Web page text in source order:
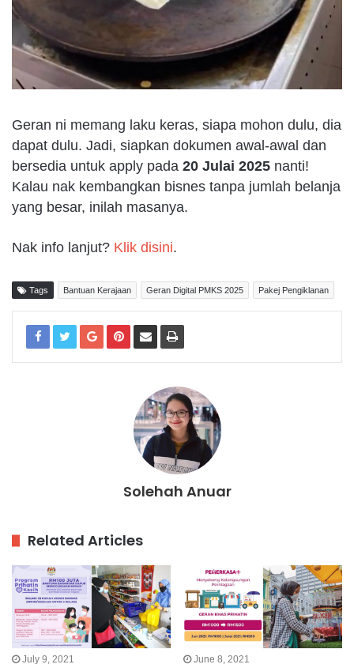
Geran ni memang laku keras, siapa mohon dulu, dia
dapat dulu. Jadi, siapkan dokumen awal-awal dan
bersedia untuk apply pada 20 Julai 2025 nanti!
Kalau nak kembangkan bisnes tanpa jumlah belanja
yang besar, inilah masanya.
Nak info lanjut? Klik disini.
Tags Bantuan Kerajaan Geran Digital PMKS 2025 Pakej Pengiklanan
Solehah Anuar
Related Articles
July 9, 2021 June 8, 2021